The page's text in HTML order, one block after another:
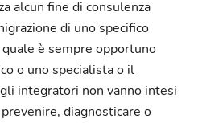
alcun fine di consulenza
di uno specifico
è sempre opportuno
o uno specialista o il
integratori non vanno intesi
diagnosticare o